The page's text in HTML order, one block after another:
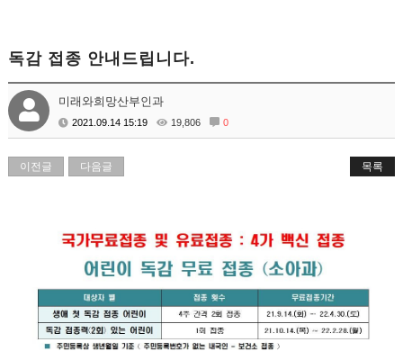
독감 접종 안내드립니다.
미래와희망산부인과
2021.09.14 15:19 19,806 0
이전글 다음글 목록